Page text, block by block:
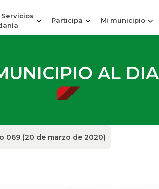
Participa Mi municipio
AL DIA
069 (20 de marzo de 2020)